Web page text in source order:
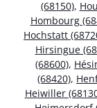
(68150),
Hombourg
Hochstatt
Hirsingue
(68600),
(68420),
Heiwiller